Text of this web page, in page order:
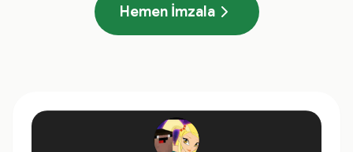
Hemen İmzala